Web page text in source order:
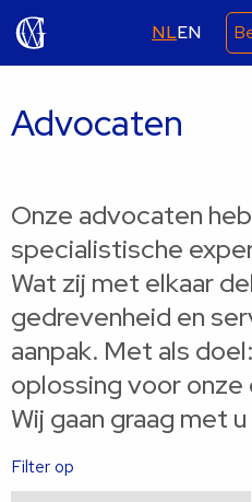
NLEN
Advocaten
Onze advocaten
specialistische
Wat zij met elkaar
gedrevenheid en
aanpak. Met als
oplossing voor
Wij gaan graag met
Filter op